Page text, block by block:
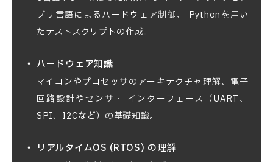
ブリ言語によるハードウェア制御、
Pythonを用い
たテストスクリプトの作成。
ハードウェア知識
マイコンやプロセッサのアーキテクチャ理解、電子
回路設計やセンサ・
インターフェース（UART、
SPI、I2Cなど）の基礎知識。
リアルタイムOS (RTOS) の理解